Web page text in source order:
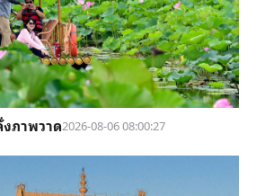
ภาพวาด2026-08-06 08:00:27